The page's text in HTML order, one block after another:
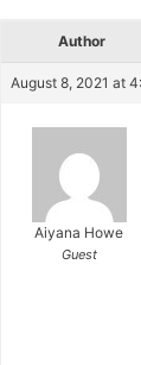
Author
August 8, 2021 at
Aiyana Howe
Guest